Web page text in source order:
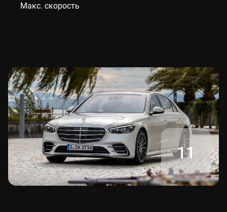
Макс. скорость
11